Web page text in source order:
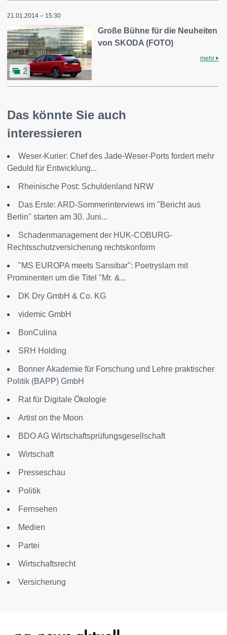
21.01.2014 – 15:30
2
Große Bühne für die Neuheiten
von SKODA (FOTO)
mehr
Das könnte Sie auch
interessieren
Weser-Kurier: Chef des Jade-Weser-Ports fordert mehr
Geduld für Entwicklung...
Rheinische Post: Schuldenland NRW
Das Erste: ARD-Sommerinterviews im "Bericht aus
Berlin" starten am 30. Juni...
Schadenmanagement der HUK-COBURG-
Rechtsschutzversicherung rechtskonform
"MS EUROPA meets Sansibar": Poetryslam mit
Prominenten um die Titel "Mr. &...
DK Dry GmbH & Co. KG
videmic GmbH
BonCulina
SRH Holding
Bonner Akademie für Forschung und Lehre praktischer
Politik (BAPP) GmbH
Rat für Digitale Ökologie
Artist on the Moon
BDO AG Wirtschaftsprüfungsgesellschaft
Wirtschaft
Presseschau
Politik
Fernsehen
Medien
Partei
Wirtschaftsrecht
Versicherung